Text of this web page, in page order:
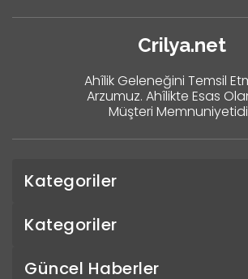
Crilya.net
Ahîlik Geleneğini Temsil
Arzumuz. Ahîlikte Esas
Müşteri
Kategoriler
Kategoriler
Güncel Haberler